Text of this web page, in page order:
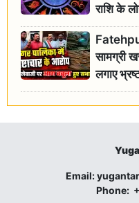
राशि के
सामग्री
लगाए
Email:
Phone: